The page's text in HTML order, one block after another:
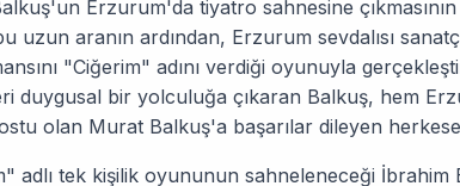
Erzurum'da tiyatro sahnesine
uzun aranın ardından, Erzurum sevdalısı
"Ciğerim" adını verdiği oyunuyla
duygusal bir yolculuğa çıkaran Balkuş, hem
olan Murat Balkuş'a başarılar dileyen
adlı tek kişilik oyununun sahneleneceği